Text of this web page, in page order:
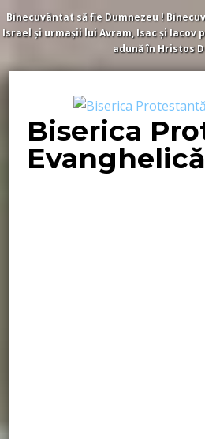
Binecuvântat să fie Dumnezeu !
Israel și urmașii lui Avram, Isac și
adună în Hristos
Biserica
Evanghelică